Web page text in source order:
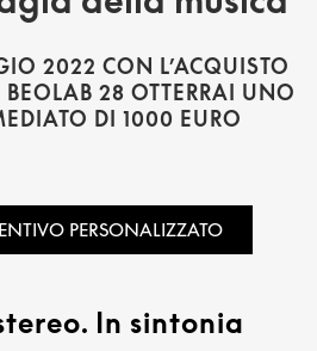
2022 CON L’ACQUISTO
28 OTTERRAI UNO
DI 1000 EURO
PERSONALIZZATO
In sintonia